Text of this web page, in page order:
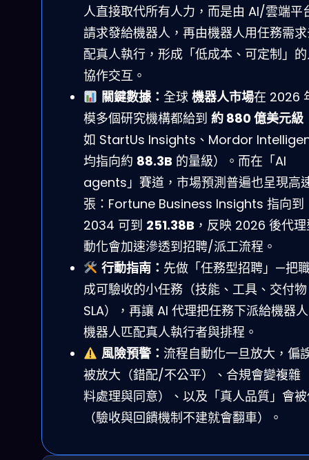
人直接取代所有人力，而是由 AI/雲端平
請求發給機器人，再由機器人用任務需
配真人執行，形成「低成本、可定制」
協作交互。
關鍵數據： 全球 機器人市場在 2026
模多個研究機構都給到 約 880 億美元級
如 StartUs Insights、Mordor
均指向約 88.3B 的量級）。而在「AI
agents」賽道，市場預測普遍也呈現高
張：Fortune Business Insights 指向到
2034 可到 251.38B ，反映 2026 後代
動化會加速滲透到招聘/派工流程。
行動指南： 先做「任務型招聘」—把
成可驗收的小任務（技能、工具、交付
SLA），再讓 AI 代理把任務下派給機器
機器人匹配真人執行者與排程。
風險預警： 流程自動化一旦放大，偏
被放大（錯配/不公平）、合規會變複雜
料處理與同意）、以及「真人品質」會
（驗收與回饋機制不建就會翻車）。